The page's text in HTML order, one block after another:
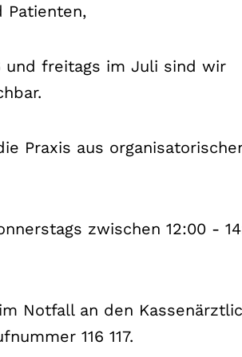
Patienten,
und freitags im Juli sind wir
Praxis aus
zwischen 12:00 -
Notfall an den
116 117.
ohne die gesondert
und werden wir
von Ihnen erlangen,
wenn Sie Ihre Daten bei